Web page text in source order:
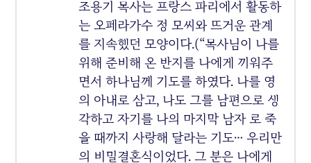
조용기 목사는 프랑스 파리에서 활동하
는 오페라가수 정 모씨와 뜨거운 관계
를 지속했던 모양이다.(“목사님이 나를
위해 준비해 온 반지를 나에게 끼워주
면서 하나님께 기도를 하였다. 나를 영
의 아내로 삼고, 나도 그를 남편으로 생
각하고 자기를 나의 마지막 남자 로 죽
을 때까지 사랑해 달라는 기도… 우리만
의 비밀결혼식이었다. 그 분은 나에게